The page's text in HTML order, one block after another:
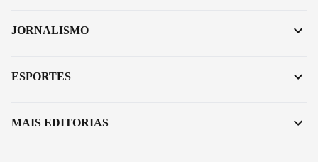
JORNALISMO
ESPORTES
MAIS EDITORIAS